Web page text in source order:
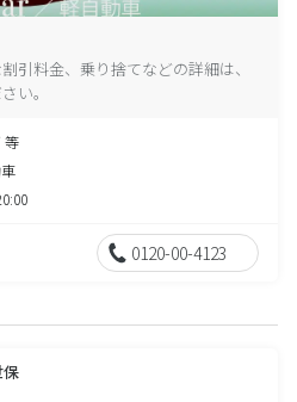
引料金、乗り捨てなどの詳細は、
い。
等
0120-00-4123
保